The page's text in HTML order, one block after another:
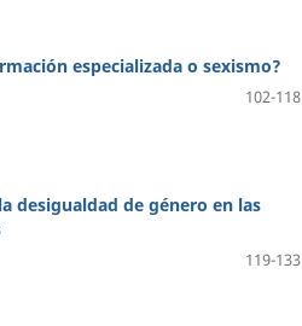
especializada o sexismo?
102-118
desigualdad de género en las
119-133